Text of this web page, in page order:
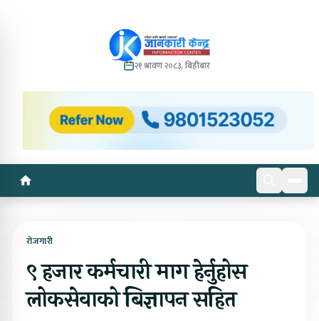
२१ श्रावण २०८३, बिहीबार
रोजगारी
९ हजार कर्मचारी माग हेर्नुहोस
लोकसेवाको बिज्ञापन सहित